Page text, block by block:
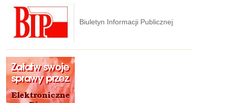
Biuletyn Informacji Publicznej